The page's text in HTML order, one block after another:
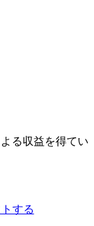
る収益を得てい
する